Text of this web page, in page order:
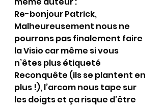
Re-bonjour Patrick,
Malheureusement nous ne
pourrons pas finalement faire
la Visio car même si vous
n’êtes plus étiqueté
Reconquête (ils se plantent en
plus !), l’arcom nous tape sur
les doigts et ça risque d’être